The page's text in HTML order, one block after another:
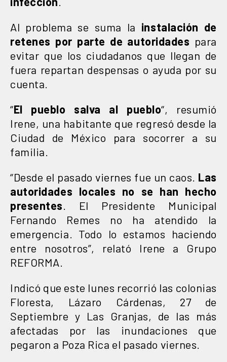
Al problema se suma la instalación de
retenes por parte de autoridades para
evitar que los ciudadanos que llegan de
fuera repartan despensas o ayuda por su
cuenta.
“El pueblo salva al pueblo“, resumió
Irene, una habitante que regresó desde la
Ciudad de México para socorrer a su
familia.
“Desde el pasado viernes fue un caos. Las
autoridades locales no se han hecho
presentes . El Presidente Municipal
Fernando Remes no ha atendido la
emergencia. Todo lo estamos haciendo
entre nosotros”, relató Irene a Grupo
REFORMA.
Indicó que este lunes recorrió las colonias
Floresta, Lázaro Cárdenas, 27 de
Septiembre y Las Granjas, de las más
afectadas por las inundaciones que
pegaron a Poza Rica el pasado viernes.